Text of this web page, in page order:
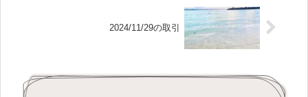
2024/11/29の取引